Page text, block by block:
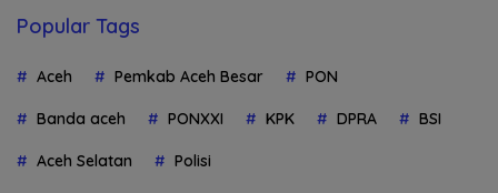
Popular Tags
Aceh Pemkab Aceh Besar PON
Banda aceh PONXXI KPK DPRA BSI
Aceh Selatan Polisi